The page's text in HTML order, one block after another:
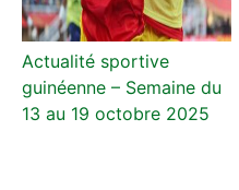
Actualité sportive
guinéenne – Semaine du
13 au 19 octobre 2025